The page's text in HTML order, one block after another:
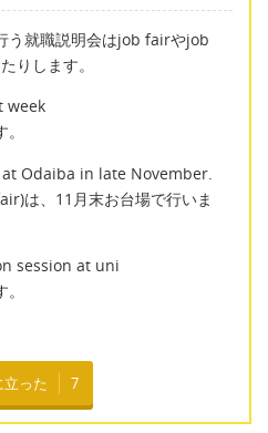
う就職説明会はjob fairやjob
りします。
week
Odaiba in late November.
は、11月末お台場で行いま
session at uni
立った 7